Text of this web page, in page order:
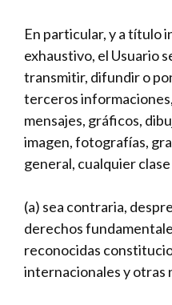
En particular, y a título
exhaustivo, el Usuario
transmitir, difundir o
terceros
mensajes, gráficos,
imagen, fotografías,
general, cualquier
(a) sea contraria,
derechos
reconocidas
internacionales y otras